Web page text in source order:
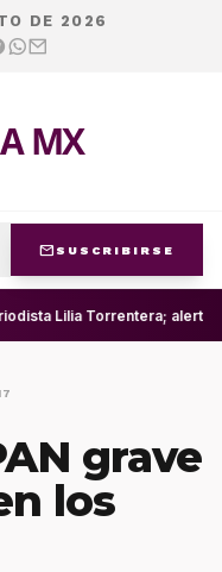
DE 2026
MX
mail SUSCRIBIRSE
Lilia Torrentera;
grave
los